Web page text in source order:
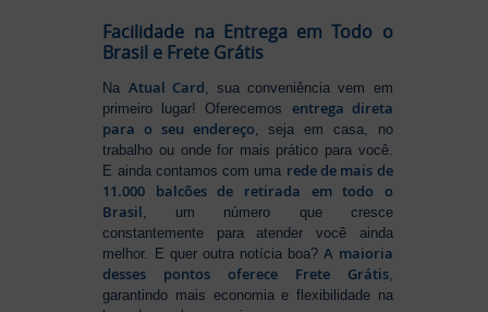
Facilidade na Entrega em Todo o
Brasil e Frete Grátis
Na Atual Card, sua conveniência vem em
primeiro lugar! Oferecemos entrega direta
para o seu endereço, seja em casa, no
trabalho ou onde for mais prático para você.
E ainda contamos com uma rede de mais de
11.000 balcões de retirada em todo o
Brasil, um número que cresce
constantemente para atender você ainda
melhor. E quer outra notícia boa?A maioria
desses pontos oferece Frete Grátis,
garantindo mais economia e flexibilidade na